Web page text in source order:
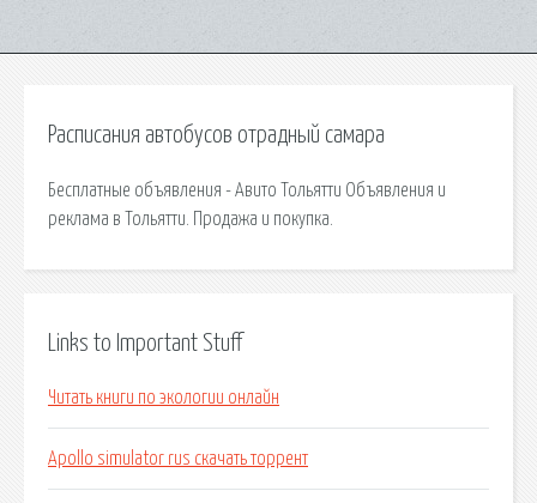
Расписания автобусов отрадный самара
Бесплатные объявления - Авито Тольятти Объявления и
реклама в Тольятти. Продажа и покупка.
Links to Important Stuff
Читать книги по экологии онлайн
Apollo simulator rus скачать торрент